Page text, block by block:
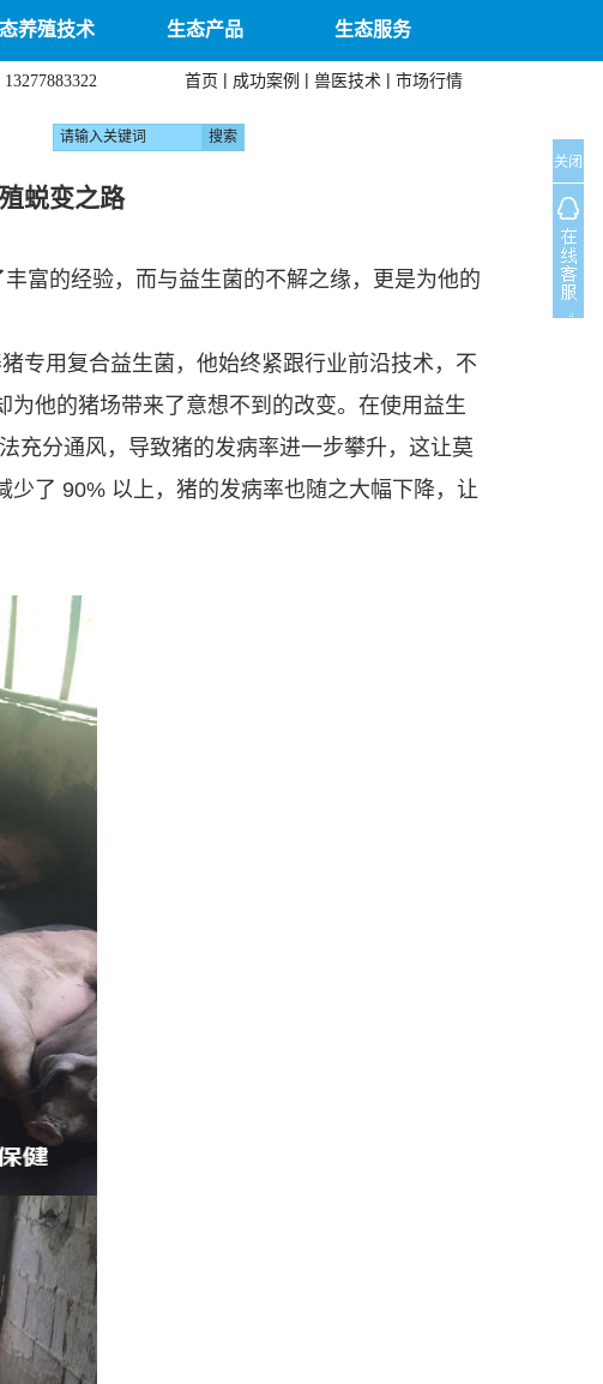
养殖技术 生态产品 生态服务
首页 | 成功案例 | 兽医技术 | 市场行情
13277883322
蜕变之路
富的经验，而与益生菌的不解之缘，更是为他的
专用复合益生菌，他始终紧跟行业前沿技术，不
他的猪场带来了意想不到的改变。在使用益生
充分通风，导致猪的发病率进一步攀升，这让莫
了 90% 以上，猪的发病率也随之大幅下降，让
关闭